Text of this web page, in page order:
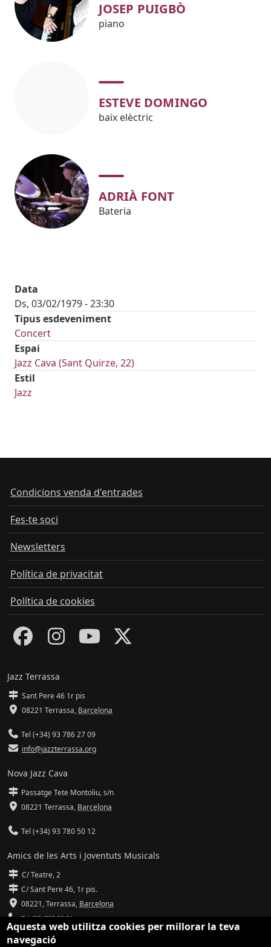
JOSEP PUIGBÒ
piano
ESTEVE DOMINGO
baix elèctric
ADRIÀ FONT
Bateria
Data
Ds, 03/02/1979 - 23:30
Tipus esdeveniment
Concert
Espai
Jazz Cava (Sant Quirze, 22)
Estil
Jazz
Condicions venda d'entrades
Fes-te soci
Newsletters
Política de privacitat
Política de cookies
Jazz Terrassa
Sant Pere 46 1r pis
08221 Terrassa, Barcelona
Tel (+34) 93 786 27 09
info@jazzterrassa.org
Nova Jazz Cava
Passatge Tete Montoliu, s/n
08221 Terrassa, Barcelona
Tel (+34) 93 780 50 12
Amics de les Arts i Joventuts Musicals
C/ Teatre, 2
C/ Sant Pere 46, 1r pis.
08221,Terrassa, Barcelona
Tel (93) 785 92 31
info@amicsdelesarts-jjmm.cat
Aquesta web utilitza cookies per millorar la teva
navegació